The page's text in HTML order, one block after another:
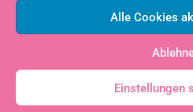
Alle Cookies
Einstellungen
und Lust hat und auch bei
überhaupt kein
hat es Timo und mir diesmal
gemacht. So relaxt lief es